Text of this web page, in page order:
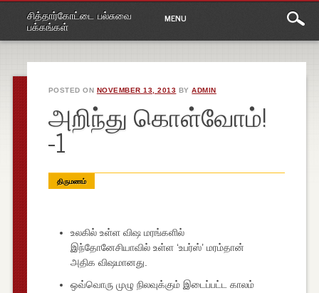
சித்தார்கோட்டை பல்சுவை
பக்கங்கள்
Main
menu
content
MENU
POSTED ON NOVEMBER 13, 2013 BYADMIN
அறிந்து கொள்வோம்!
-1
திருமணம்
உலகில் உள்ள விஷ மரங்களில்
இந்தோனேசியாவில் உள்ள ‘உபர்ஸ்’ மரம்தான்
அதிக விஷமானது.
ஒவ்வொரு முழு நிலவுக்கும் இடைப்பட்ட காலம்